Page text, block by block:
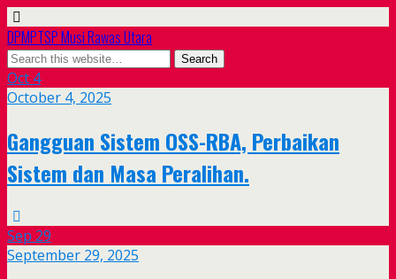
DPMPTSP Musi Rawas Utara
Oct 4
October 4, 2025
Gangguan Sistem OSS-RBA, Perbaikan
Sistem dan Masa Peralihan.
Sep 29
September 29, 2025